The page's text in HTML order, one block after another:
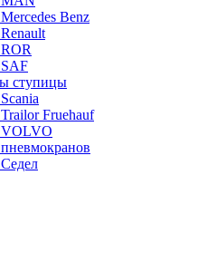
Benz
ступицы
Fruehauf
VOLVO